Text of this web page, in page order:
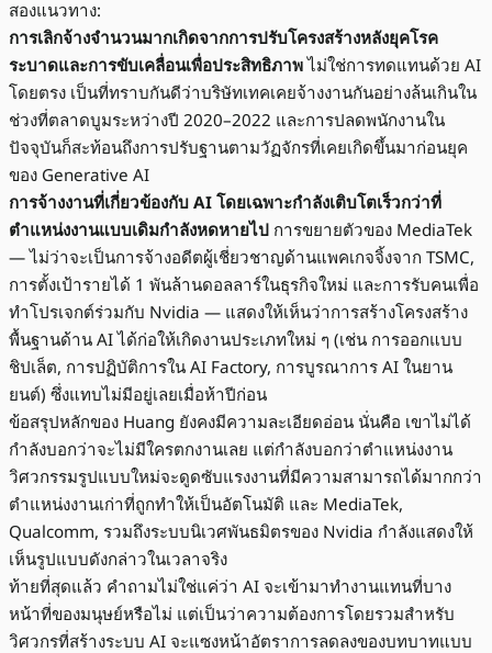
สองแนวทาง:
การเลิกจ้างจำนวนมากเกิดจากการปรับโครงสร้างหลังยุคโรค
ระบาดและการขับเคลื่อนเพื่อประสิทธิภาพไม่ใช่การทดแทนด้วย AI
โดยตรง เป็นที่ทราบกันดีว่าบริษัทเทคเคยจ้างงานกันอย่างล้นเกินใน
ช่วงที่ตลาดบูมระหว่างปี 2020–2022 และการปลดพนักงานใน
ปัจจุบันก็สะท้อนถึงการปรับฐานตามวัฏจักรที่เคยเกิดขึ้นมาก่อนยุค
ของ Generative AI
การจ้างงานที่เกี่ยวข้องกับ AI โดยเฉพาะกำลังเติบโตเร็วกว่าที่
ตำแหน่งงานแบบเดิมกำลังหดหายไป การขยายตัวของ MediaTek
— ไม่ว่าจะเป็นการจ้างอดีตผู้เชี่ยวชาญด้านแพคเกจจิ้งจาก TSMC,
การตั้งเป้ารายได้ 1 พันล้านดอลลาร์ในธุรกิจใหม่ และการรับคนเพื่อ
ทำโปรเจกต์ร่วมกับ Nvidia — แสดงให้เห็นว่าการสร้างโครงสร้าง
พื้นฐานด้าน AI ได้ก่อให้เกิดงานประเภทใหม่ ๆ (เช่น การออกแบบ
ชิปเล็ต, การปฏิบัติการใน AI Factory, การบูรณาการ AI ในยาน
ยนต์) ซึ่งแทบไม่มีอยู่เลยเมื่อห้าปีก่อน
ข้อสรุปหลักของ Huang ยังคงมีความละเอียดอ่อน นั่นคือ เขาไม่ได้
กำลังบอกว่าจะไม่มีใครตกงานเลย แต่กำลังบอกว่าตำแหน่งงาน
วิศวกรรมรูปแบบใหม่จะดูดซับแรงงานที่มีความสามารถได้มากกว่า
ตำแหน่งงานเก่าที่ถูกทำให้เป็นอัตโนมัติ และ MediaTek,
Qualcomm, รวมถึงระบบนิเวศพันธมิตรของ Nvidia กำลังแสดงให้
เห็นรูปแบบดังกล่าวในเวลาจริง
ท้ายที่สุดแล้ว คำถามไม่ใช่แค่ว่า AI จะเข้ามาทำงานแทนที่บาง
หน้าที่ของมนุษย์หรือไม่ แต่เป็นว่าความต้องการโดยรวมสำหรับ
วิศวกรที่สร้างระบบ AI จะแซงหน้าอัตราการลดลงของบทบาทแบบ